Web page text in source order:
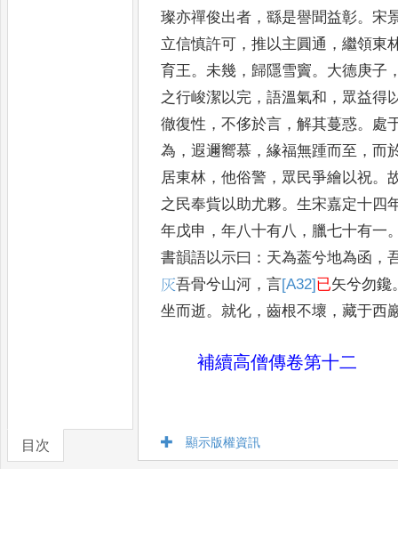
目次
璨亦禪俊出者 ，繇是譽聞益彰。宋
立信慎許可 ，推以主圓通 ，繼領東
育王。未幾 ， 歸隱雪竇。 大德庚子
之行峻潔以完 ，語溫氣和 ， 眾益得
徹復性 ，不侈於言 ，解其蔓惑。 處
為 ，遐邇嚮慕 ，緣福無踵而至 ，而
居東林 ，他俗警 ， 眾民爭繪以祝。
之民奉貲以助尤夥。生宋嘉定十四
年戊申 ，年八十有八 ， 臘七十有一
書韻語以示曰 ： 天為葢兮地為函 ，
灰吾骨兮山河 ，言[A32]已矢兮勿鑱
坐而逝。就化 ，齒根不壞 ，藏于西
補續高僧傳卷第十二
顯示版權資訊